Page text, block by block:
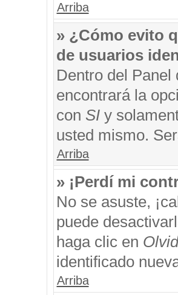
Arriba
» ¿Cómo evito
de usuarios
Dentro del
encontrará la
con SIy
usted mismo.
Arriba
» ¡Perdí mi
No se asuste,
puede
haga clic en
identificado
Arriba